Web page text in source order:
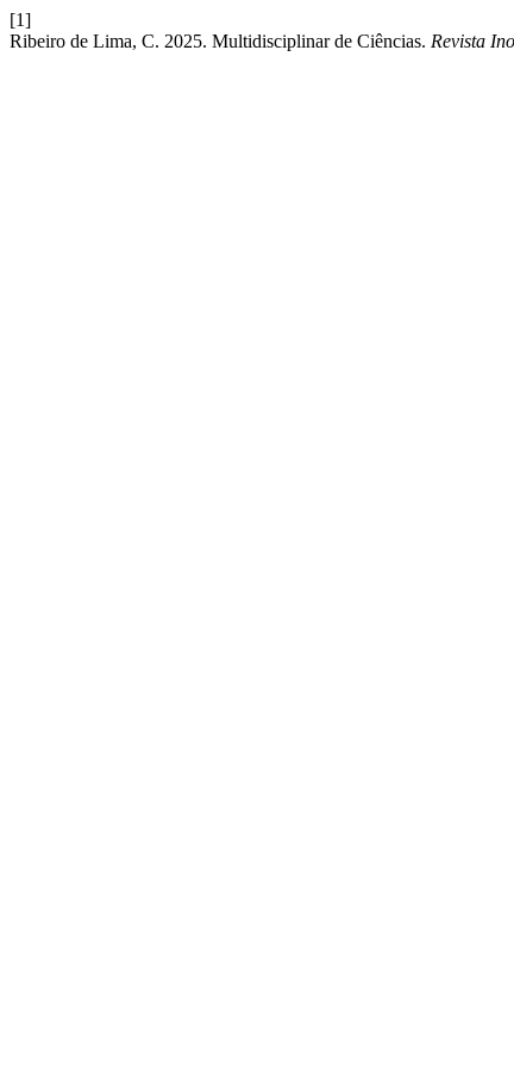
[1]
Ribeiro de Lima, C. 2025. Multidisciplinar de Ciências. Revista